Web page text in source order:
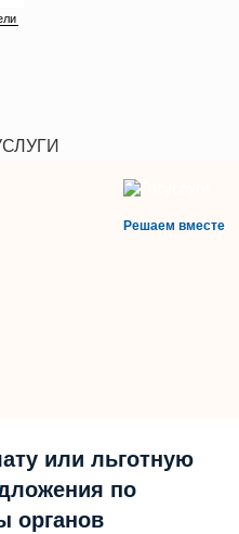
Решаем вместе
или льготную
по
органов